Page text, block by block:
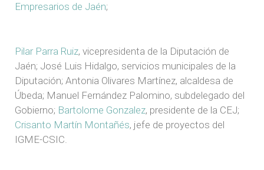
Empresarios de Jaén;
Pilar Parra Ruiz, vicepresidenta de la Diputación de
Jaén; José Luis Hidalgo, servicios municipales de la
Diputación; Antonia Olivares Martínez, alcaldesa de
Úbeda; Manuel Fernández Palomino, subdelegado del
Gobierno; Bartolome Gonzalez, presidente de la CEJ;
Crisanto Martín Montañés, jefe de proyectos del
IGME-CSIC.